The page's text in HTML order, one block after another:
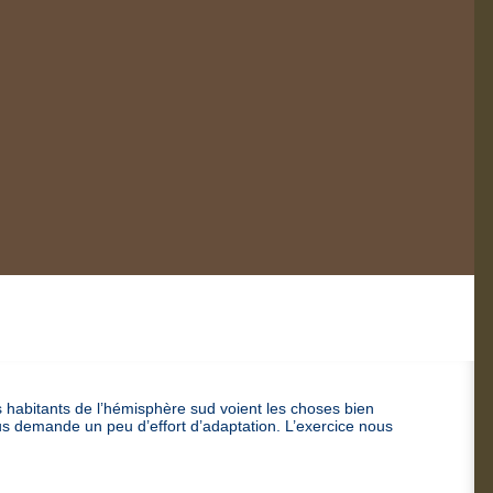
de l’hémisphère sud voient les choses bien
un peu d’effort d’adaptation. L’exercice nous